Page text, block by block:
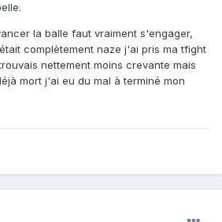
la balle faut vraiment s'engager,
complètement naze j'ai pris ma tfight
nettement moins crevante mais
mort j'ai eu du mal à terminé mon